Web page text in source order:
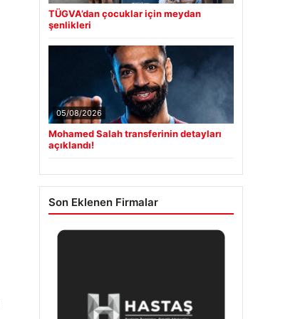
TÜGVA’dan çocuklar için meydan
şenlikleri
05/08/2026
Mohamed Salah transferinin detayları
açıklandı!
Son Eklenen Firmalar